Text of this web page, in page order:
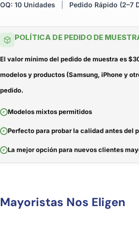
10 Unidades Pedido Rápido (2–7
POLÍTICA DE PEDIDO DE
El valor mínimo del pedido de muestra es
modelos y productos (Samsung, iPhone y
pedido.
Modelos mixtos permitidos
Perfecto para probar la calidad antes del
La mejor opción para nuevos clientes
Nos Eligen